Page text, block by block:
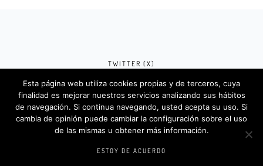
TWITTER (X)
FACEBOOK (META)
INSTAGRAM
Rotulosdecorativos.com © 2024. Diseño &
Codigos porCreatelo.com.es
Esta página web utiliza cookies propias y de terceros, cuya
finalidad es mejorar nuestros servicios analizando sus hábitos
de navegación. Si continua navegando, usted acepta su uso. Si
cambia de opinión puede cambiar la configuración sobre el uso
de las mismas u obtener más información.
ESTOY DE ACUERDO